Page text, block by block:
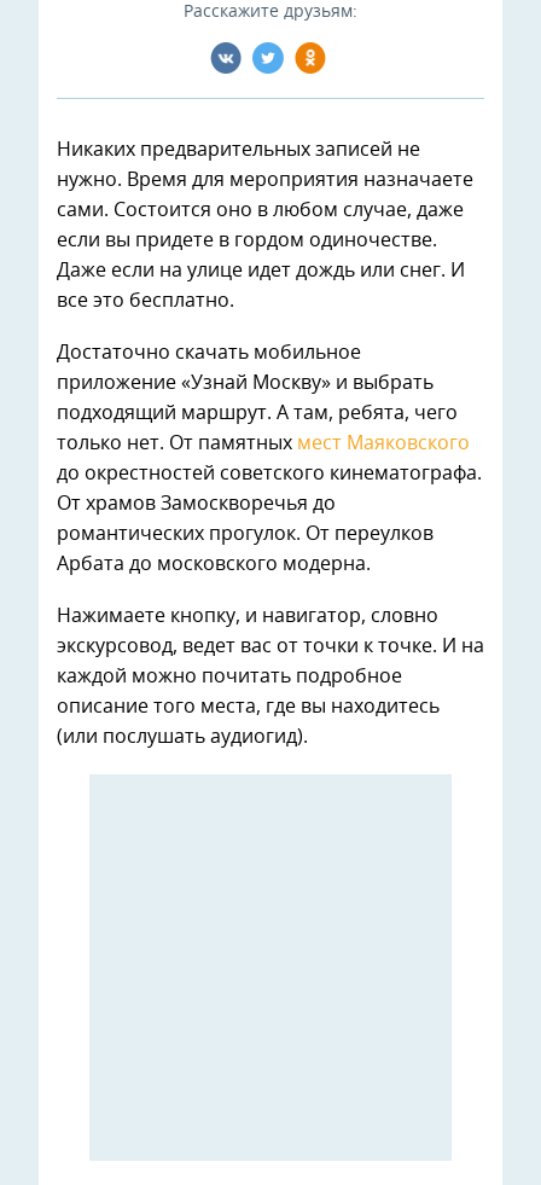
Расскажите друзьям:
Никаких предварительных записей не
нужно. Время для мероприятия назначаете
сами. Состоится оно в любом случае, даже
если вы придете в гордом одиночестве.
Даже если на улице идет дождь или снег. И
все это бесплатно.
Достаточно скачать мобильное
приложение «Узнай Москву» и выбрать
подходящий маршрут. А там, ребята, чего
только нет. От памятных мест Маяковского
до окрестностей советского кинематографа.
От храмов Замоскворечья до
романтических прогулок. От переулков
Арбата до московского модерна.
Нажимаете кнопку, и навигатор, словно
экскурсовод, ведет вас от точки к точке. И на
каждой можно почитать подробное
описание того места, где вы находитесь
(или послушать аудиогид).